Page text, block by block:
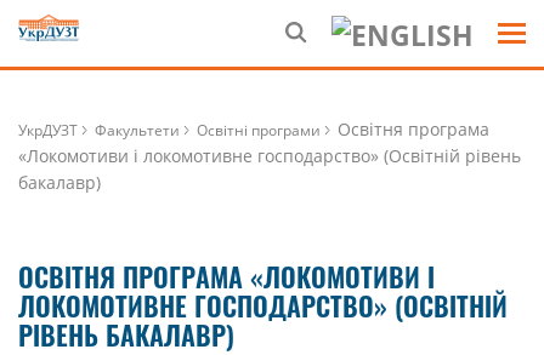
УкрДУЗТ Факультети Освітні програми
Освітня програма
«Локомотиви і локомотивне господарство» (Освітній рівень
бакалавр)
ОСВІТНЯ ПРОГРАМА «ЛОКОМОТИВИ І
ЛОКОМОТИВНЕ ГОСПОДАРСТВО» (ОСВІТНІЙ
РІВЕНЬ БАКАЛАВР)